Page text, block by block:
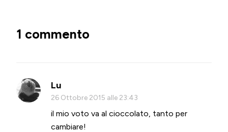
1 commento
Lu
26 Ottobre 2015 alle 23:43
il mio voto va al cioccolato, tanto per
cambiare!